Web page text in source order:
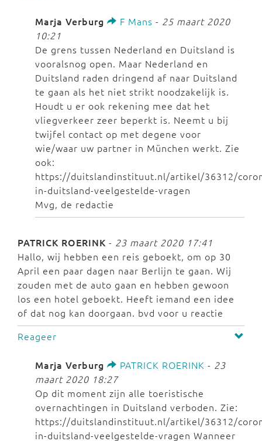
Marja Verburg F Mans - 25 maart 2020
10:21
De grens tussen Nederland en Duitsland is
vooralsnog open. Maar Nederland en
Duitsland raden dringend af naar Duitsland
te gaan als het niet strikt noodzakelijk is.
Houdt u er ook rekening mee dat het
vliegverkeer zeer beperkt is. Neemt u bij
twijfel contact op met degene voor
wie/waar uw partner in München werkt. Zie
ook:
https://duitslandinstituut.nl/artikel/36312/
in-duitsland-veelgestelde-vragen
Mvg, de redactie
PATRICK ROERINK - 23 maart 2020 17:41
Hallo, wij hebben een reis geboekt, om op 30
April een paar dagen naar Berlijn te gaan. Wij
zouden met de auto gaan en hebben gewoon
los een hotel geboekt. Heeft iemand een idee
of dat nog kan doorgaan. bvd voor u reactie
Reageer
Marja Verburg PATRICK ROERINK - 23
maart 2020 18:27
Op dit moment zijn alle toeristische
overnachtingen in Duitsland verboden. Zie:
https://duitslandinstituut.nl/artikel/36312/
in-duitsland-veelgestelde-vragen Wanneer